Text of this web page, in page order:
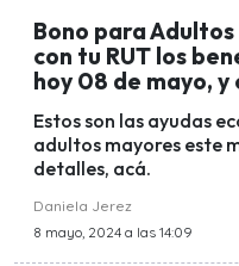
Bono para
con tu RUT los
hoy 08 de mayo,
Estos son las ayudas
adultos mayores este
detalles, acá.
Daniela Jerez
8 mayo, 2024 a las 14:09